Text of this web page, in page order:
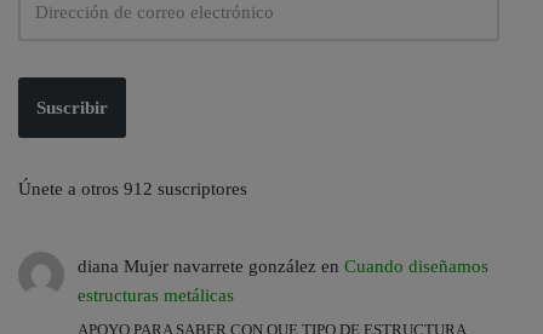
Suscribir
Únete a otros 912 suscriptores
diana Mujer navarrete gonzález en Cuando diseñamos
estructuras metálicas
APOYO PARA SABER CON QUE TIPO DE ESTRUCTURA